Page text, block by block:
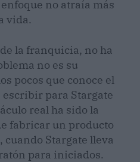
no atraía más
vida.
la franquicia, no ha
no es su
pocos que conoce el
para Stargate
real ha sido la
fabricar un producto
cuando Stargate lleva
para iniciados.